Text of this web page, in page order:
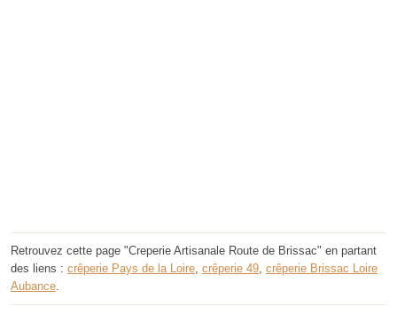
Retrouvez cette page "Creperie Artisanale Route de Brissac" en partant
des liens : crêperie Pays de la Loire, crêperie 49, crêperie Brissac Loire
Aubance.